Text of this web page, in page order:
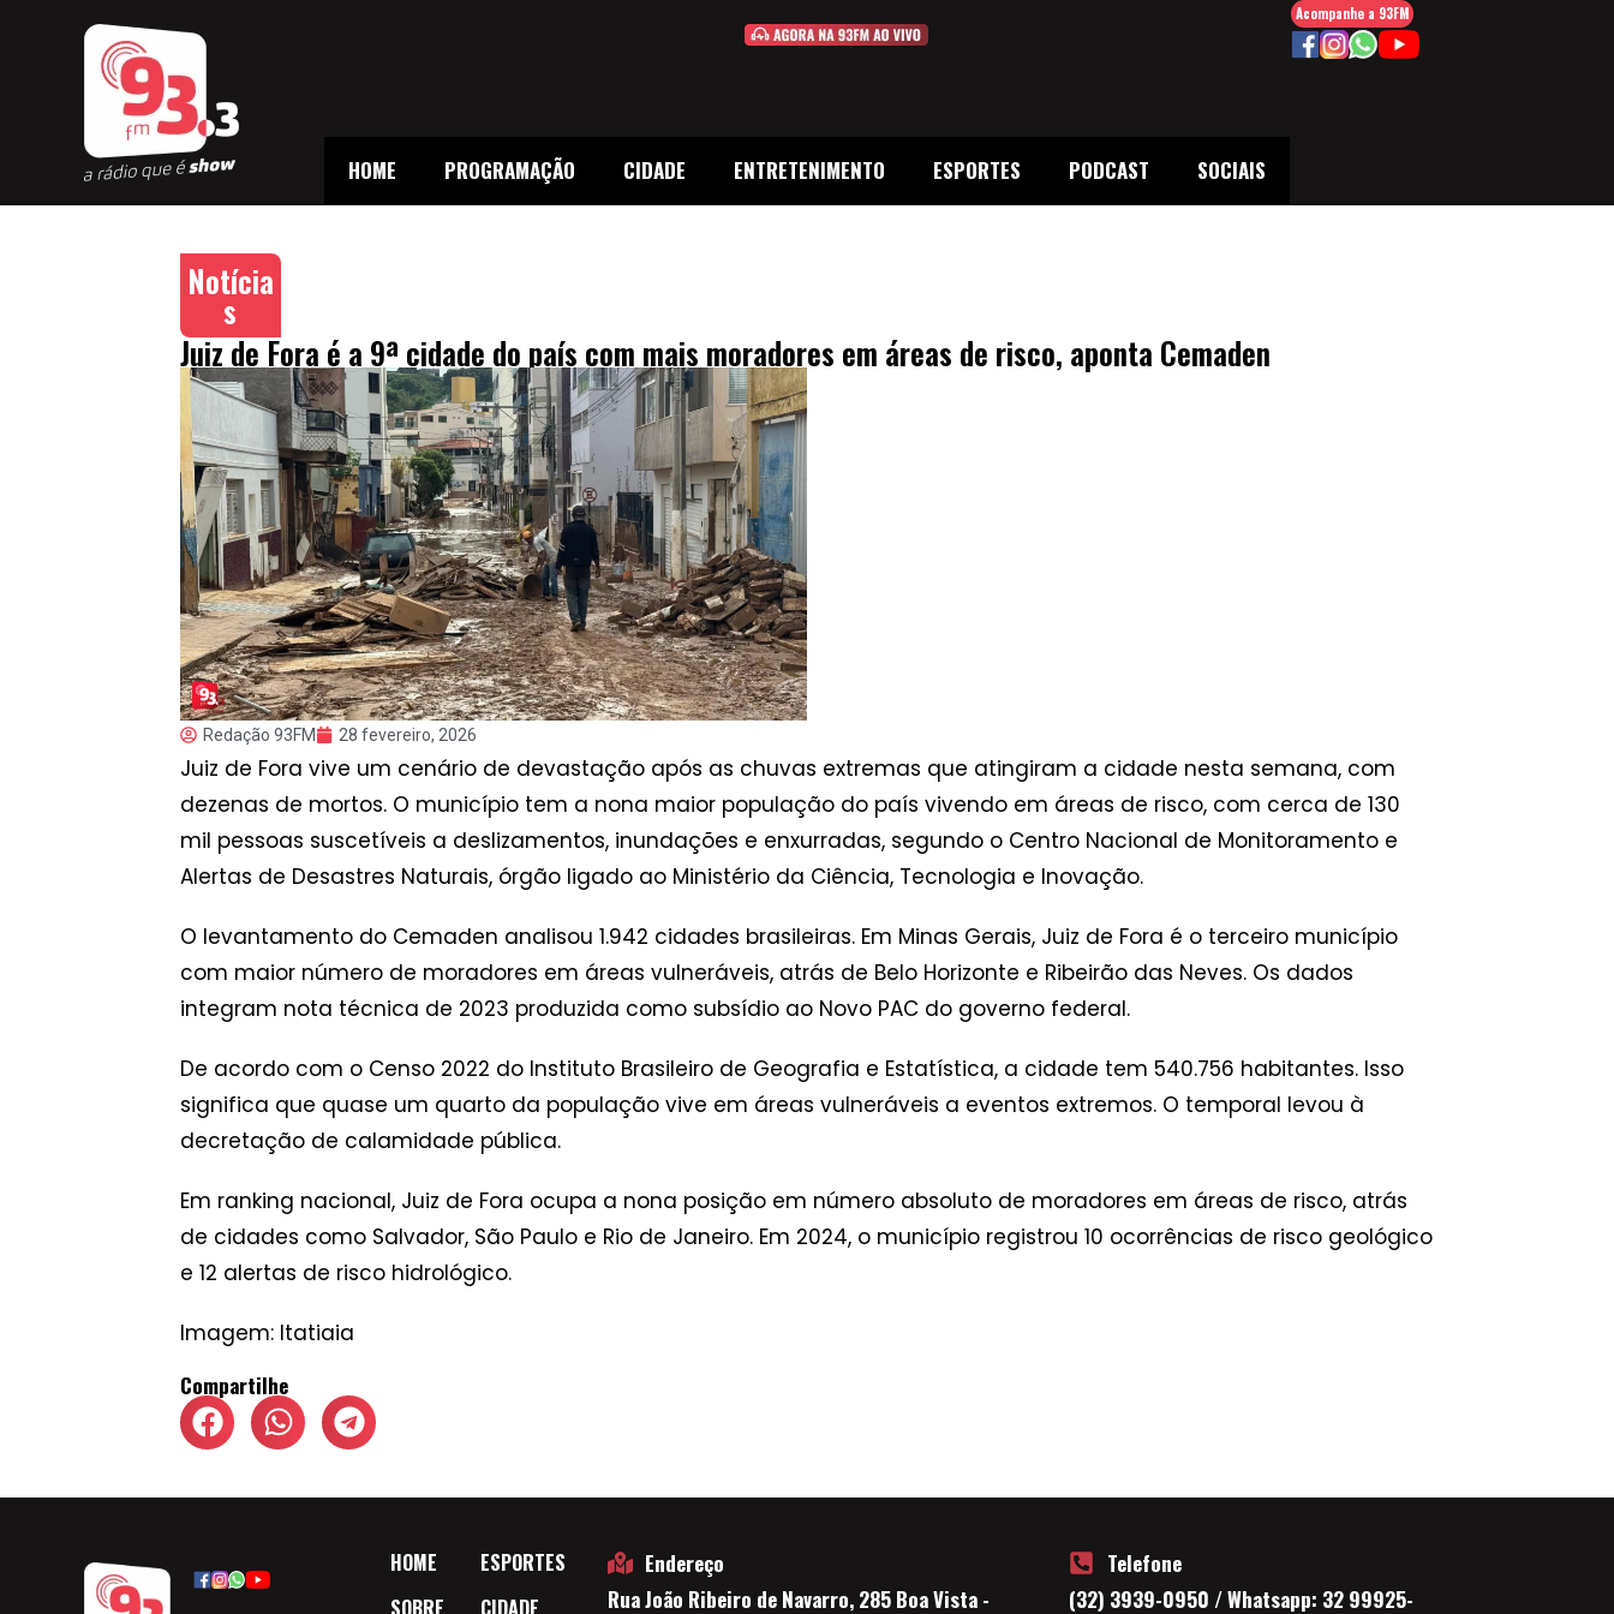
HOME PROGRAMAÇÃO CIDADE ENTRETENIMENTO ESPORTES PODCAST SOCIAIS
Acompanhe a 93FM
Notícia
s
Juiz de Fora é a 9ª cidade do país com mais moradores em áreas de risco, aponta Cemaden
Redação 93FM 28 fevereiro, 2026
Juiz de Fora vive um cenário de devastação após as chuvas extremas que atingiram a cidade nesta semana, com
dezenas de mortos. O município tem a nona maior população do país vivendo em áreas de risco, com cerca de 130
mil pessoas suscetíveis a deslizamentos, inundações e enxurradas, segundo o Centro Nacional de Monitoramento e
Alertas de Desastres Naturais, órgão ligado ao Ministério da Ciência, Tecnologia e Inovação.
O levantamento do Cemaden analisou 1.942 cidades brasileiras. Em Minas Gerais, Juiz de Fora é o terceiro município
com maior número de moradores em áreas vulneráveis, atrás de Belo Horizonte e Ribeirão das Neves. Os dados
integram nota técnica de 2023 produzida como subsídio ao Novo PAC do governo federal.
De acordo com o Censo 2022 do Instituto Brasileiro de Geografia e Estatística, a cidade tem 540.756 habitantes. Isso
significa que quase um quarto da população vive em áreas vulneráveis a eventos extremos. O temporal levou à
decretação de calamidade pública.
Em ranking nacional, Juiz de Fora ocupa a nona posição em número absoluto de moradores em áreas de risco, atrás
de cidades como Salvador, São Paulo e Rio de Janeiro. Em 2024, o município registrou 10 ocorrências de risco geológico
e 12 alertas de risco hidrológico.
Imagem: Itatiaia
Compartilhe
HOME
SOBRE
ESPORTES
CIDADE
Endereço
Rua João Ribeiro de Navarro, 285 Boa Vista -
Telefone
(32) 3939-0950 / Whatsapp: 32 99925-